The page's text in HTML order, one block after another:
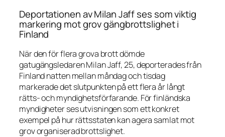
Deportationen av Milan Jaff ses som viktig
markering mot grov gängbrottslighet i
Finland
När den för flera grova brott dömde
gatugängsledaren Milan Jaff, 25, deporterades från
Finland natten mellan måndag och tisdag
markerade det slutpunkten på ett flera år långt
rätts- och myndighetsförfarande. För finländska
myndigheter ses utvisningen som ett konkret
exempel på hur rättsstaten kan agera samlat mot
grov organiserad brottslighet.